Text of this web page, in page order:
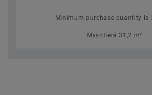
Minimum purchase quantity is
Myyntierä 31,2 m²